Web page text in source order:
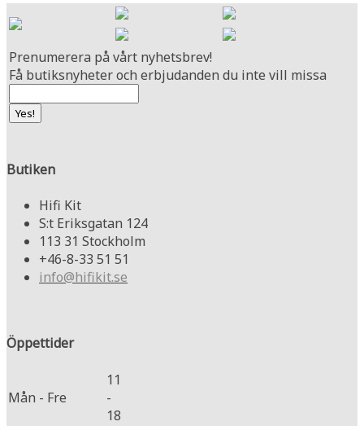
Prenumerera på vårt nyhetsbrev!
Få butiksnyheter och erbjudanden du inte vill missa
Butiken
Hifi Kit
S:t Eriksgatan 124
113 31 Stockholm
+46-8-33 51 51
info@hifikit.se
Öppettider
Mån - Fre
11
-
18